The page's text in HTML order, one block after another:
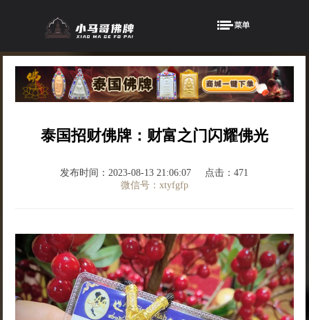
泰国招财佛牌：财富之门闪耀佛光
发布时间：2023-08-13 21:06:07
点击：471
微信号：xtyfgfp